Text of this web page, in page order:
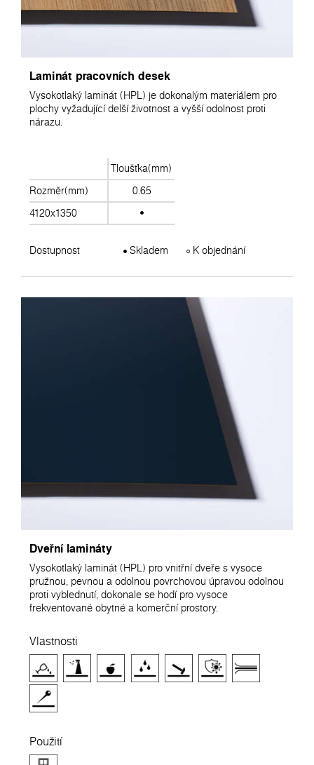
Laminát pracovních desek
Vysokotlaký laminát (HPL) je dokonalým materiálem pro
plochy vyžadující delší životnost a vyšší odolnost proti
nárazu.
Tloušťka(mm)
Rozměr(mm)
0.65
4120x1350
Dostupnost Skladem K objednání
Dveřní lamináty
Vysokotlaký laminát (HPL) pro vnitřní dveře s vysoce
pružnou, pevnou a odolnou povrchovou úpravou odolnou
proti vyblednutí, dokonale se hodí pro vysoce
frekventované obytné a komerční prostory.
Vlastnosti
Použití